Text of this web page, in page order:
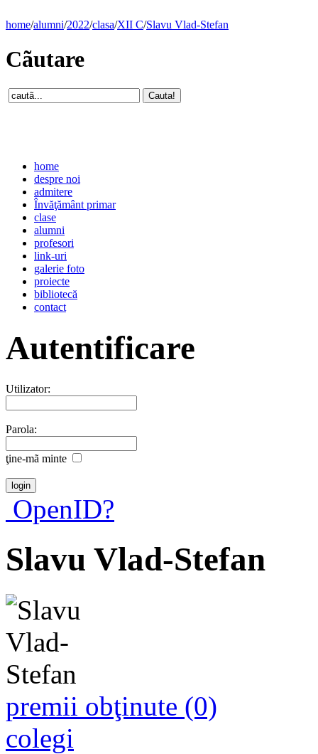
home/alumni/2022/clasa/XII C/Slavu Vlad-Stefan
Cãutare
home
despre noi
admitere
Învăţământ primar
clase
alumni
profesori
link-uri
galerie foto
proiecte
bibliotecă
contact
Autentificare
Utilizator:
Parola:
ţine-mã minte
OpenID?
Slavu Vlad-Stefan
premii obţinute (0)
colegi